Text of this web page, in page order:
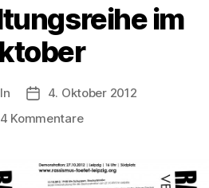
im
Veröffentlichungsdatum
4. Oktober 2012
4 Kommentarezu
Oktober